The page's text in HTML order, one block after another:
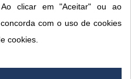
clicar em "Aceitar" ou ao
com o uso de cookies
cookies.